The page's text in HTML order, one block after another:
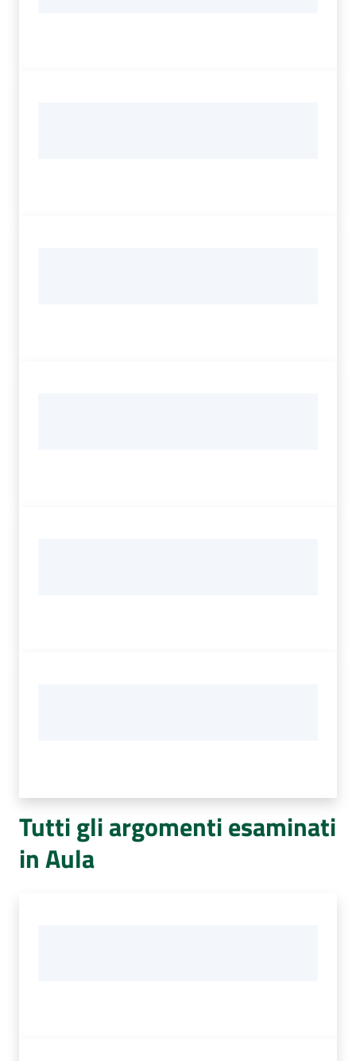
Tutti gli argomenti esaminati
in Aula